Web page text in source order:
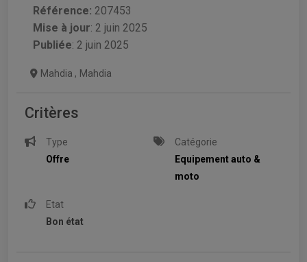
Référence: 207453
Mise à jour: 2 juin 2025
Publiée: 2 juin 2025
Mahdia , Mahdia
Critères
Type
Offre
Catégorie
Equipement auto &
moto
Etat
Bon état